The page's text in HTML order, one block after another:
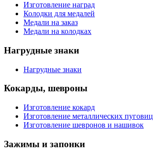
Изготовление наград
Колодки для медалей
Медали на заказ
Медали на колодках
Нагрудные знаки
Нагрудные знаки
Кокарды, шевроны
Изготовление кокард
Изготовление металлических пуговиц
Изготовление шевронов и нашивок
Зажимы и запонки